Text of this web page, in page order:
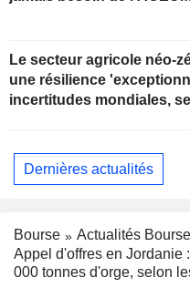
Le secteur agricole néo-
une résilience
incertitudes mondiales,
Dernières actualités
Bourse
Actualités Bourse
Appel d'offres en Jordanie
000 tonnes d'orge, selon